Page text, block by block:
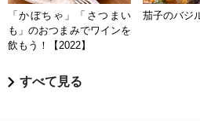
「かぼちゃ」「さつまい
も」のおつまみでワインを
飲もう！【2022】
茄子のバジ
すべて見る